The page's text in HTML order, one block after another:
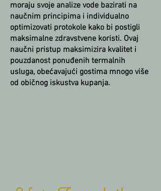
moraju svoje analize vode bazirati na
naučnim principima i individualno
optimizovati protokole kako bi postigli
maksimalne zdravstvene koristi. Ovaj
naučni pristup maksimizira kvalitet i
pouzdanost ponuđenih termalnih
usluga, obećavajući gostima mnogo više
od običnog iskustva kupanja.